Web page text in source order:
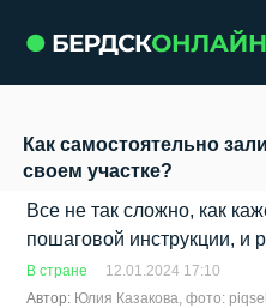
Как самостоятельно
своем участке?
Все не так сложно, как
пошаговой инструкции, и
В стране
12.01.2024 17:10
Автор: Юлия Казакова, фото: